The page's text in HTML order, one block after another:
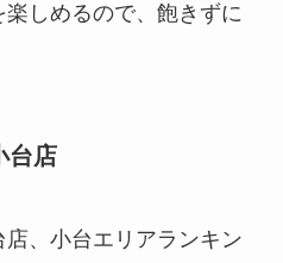
しめるので、飽きずに
台店
、小台エリアランキン